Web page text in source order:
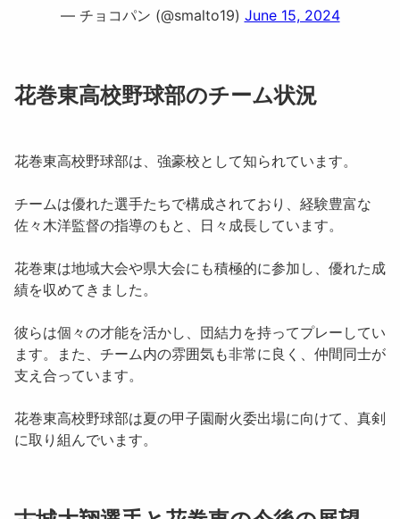
— チョコパン (@smalto19) June 15, 2024
花巻東高校野球部のチーム状況
花巻東高校野球部は、強豪校として知られています。
チームは優れた選手たちで構成されており、経験豊富な
佐々木洋監督の指導のもと、日々成長しています。
花巻東は地域大会や県大会にも積極的に参加し、優れた成
績を収めてきました。
彼らは個々の才能を活かし、団結力を持ってプレーしてい
ます。また、チーム内の雰囲気も非常に良く、仲間同士が
支え合っています。
花巻東高校野球部は夏の甲子園耐火委出場に向けて、真剣
に取り組んでいます。